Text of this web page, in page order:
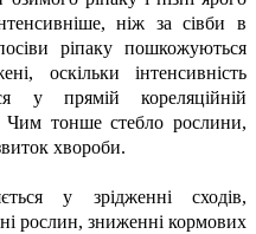
ніж за сівби в
ріпаку пошкожуються
оскільки інтенсивність
у прямій кореляційній
Чим тонше стебло рослини,
хвороби.
у зрідженні сходів,
рослин, зниженні кормових